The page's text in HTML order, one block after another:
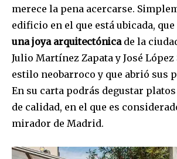
merece la pena acercarse.
edificio en el que está ubicada, que
una joya arquitectónica de la
Julio Martínez Zapata y José López
estilo neobarroco y que abrió sus
En su carta podrás degustar
de calidad, en el que es
mirador de Madrid.